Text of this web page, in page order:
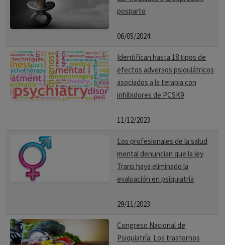
posparto
06/05/2024
Identifican hasta 18 tipos de
efectos adversos psiquiátricos
asociados a la terapia con
inhibidores de PCSK9
11/12/2023
Los profesionales de la salud
mental denuncian que la ley
Trans haya eliminado la
evaluación en psiquiatría
29/11/2023
Congreso Nacional de
Psiquiatría: Los trastornos